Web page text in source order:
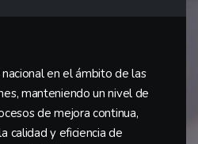
en el ámbito de las
manteniendo un nivel de
de mejora continua,
calidad y eficiencia de